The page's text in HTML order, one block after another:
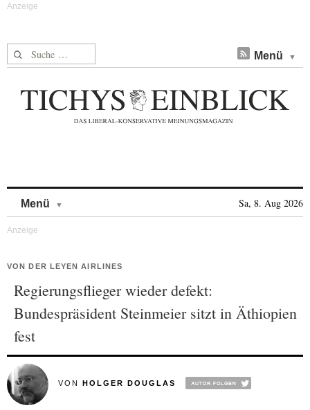
Suche nach: Menü
Menü Sa, 8. Aug 2026
VON DER LEYEN AIRLINES
Regierungsflieger wieder defekt:
Bundespräsident Steinmeier sitzt in Äthiopien
fest
VON HOLGER DOUGLAS